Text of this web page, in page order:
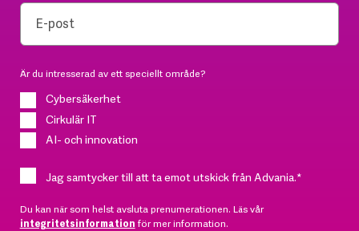
Är du intresserad av ett speciellt område?
Cybersäkerhet
Cirkulär IT
AI- och innovation
Jag samtycker till att ta emot utskick från Advania.*
Du kan när som helst avsluta prenumerationen. Läs vår
integritetsinformation för mer information.